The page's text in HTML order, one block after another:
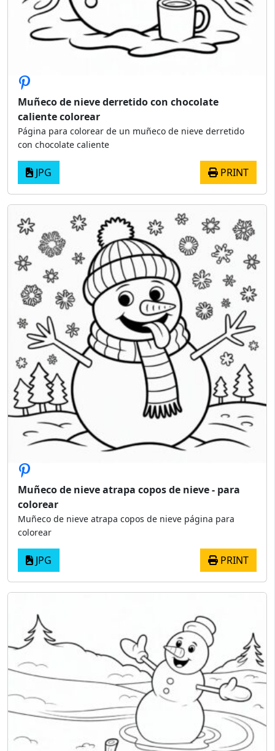
Muñeco de nieve derretido con chocolate
caliente colorear
Página para colorear de un muñeco de nieve derretido
con chocolate caliente
JPG PRINT
Muñeco de nieve atrapa copos de nieve - para
colorear
Muñeco de nieve atrapa copos de nieve página para
colorear
JPG PRINT